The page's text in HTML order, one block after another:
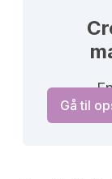
Gå til